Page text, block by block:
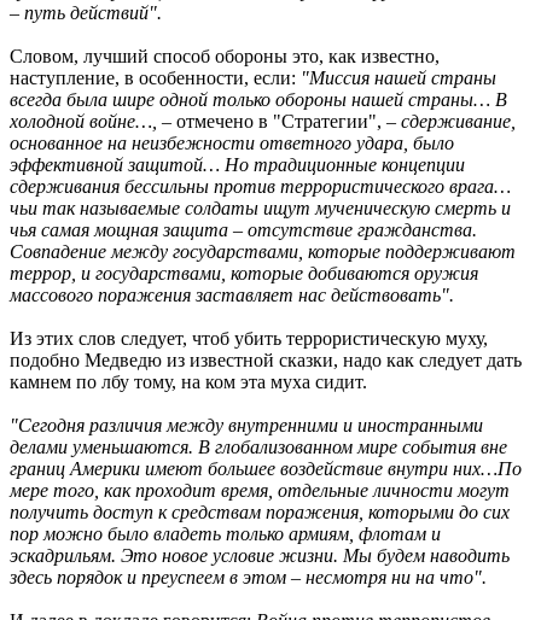
– путь действий".
Словом, лучший способ обороны это, как известно,
наступление, в особенности, если: "Миссия нашей страны
всегда была шире одной только обороны нашей страны… В
холодной войне…, – отмечено в "Стратегии", – сдерживание,
основанное на неизбежности ответного удара, было
эффективной защитой… Но традиционные концепции
сдерживания бессильны против террористического врага…
чьи так называемые солдаты ищут мученическую смерть и
чья самая мощная защита – отсутствие гражданства.
Совпадение между государствами, которые поддерживают
террор, и государствами, которые добиваются оружия
массового поражения заставляет нас действовать".
Из этих слов следует, чтоб убить террористическую муху,
подобно Медведю из известной сказки, надо как следует дать
камнем по лбу тому, на ком эта муха сидит.
"Сегодня различия между внутренними и иностранными
делами уменьшаются. В глобализованном мире события вне
границ Америки имеют большее воздействие внутри них…По
мере того, как проходит время, отдельные личности могут
получить доступ к средствам поражения, которыми до сих
пор можно было владеть только армиям, флотам и
эскадрильям. Это новое условие жизни. Мы будем наводить
здесь порядок и преуспеем в этом – несмотря ни на что".